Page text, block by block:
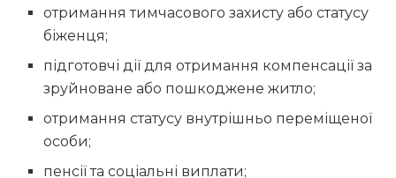
отримання тимчасового захисту або статусу
біженця;
підготовчі дії для отримання компенсації за
зруйноване або пошкоджене житло;
отримання статусу внутрішньо переміщеної
особи;
пенсії та соціальні виплати;